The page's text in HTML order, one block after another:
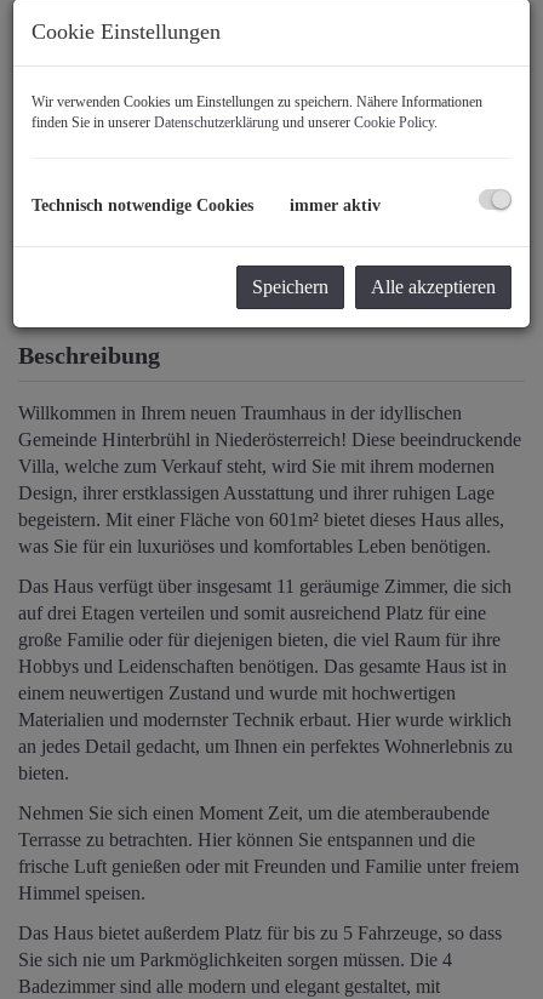
Beschreibung
Willkommen in Ihrem neuen Traumhaus in der idyllischen
Gemeinde Hinterbrühl in Niederösterreich! Diese beeindruckende
Villa, welche zum Verkauf steht, wird Sie mit ihrem modernen
Design, ihrer erstklassigen Ausstattung und ihrer ruhigen Lage
begeistern. Mit einer Fläche von 601m² bietet dieses Haus alles,
was Sie für ein luxuriöses und komfortables Leben benötigen.
Das Haus verfügt über insgesamt 11 geräumige Zimmer, die sich
auf drei Etagen verteilen und somit ausreichend Platz für eine
große Familie oder für diejenigen bieten, die viel Raum für ihre
Hobbys und Leidenschaften benötigen. Das gesamte Haus ist in
einem neuwertigen Zustand und wurde mit hochwertigen
Materialien und modernster Technik erbaut. Hier wurde wirklich
an jedes Detail gedacht, um Ihnen ein perfektes Wohnerlebnis zu
bieten.
Nehmen Sie sich einen Moment Zeit, um die atemberaubende
Terrasse zu betrachten. Hier können Sie entspannen und die
frische Luft genießen oder mit Freunden und Familie unter freiem
Himmel speisen.
Das Haus bietet außerdem Platz für bis zu 5 Fahrzeuge, so dass
Sie sich nie um Parkmöglichkeiten sorgen müssen. Die 4
Badezimmer sind alle modern und elegant gestaltet, mit
Cookie Einstellungen
Wir verwenden Cookies um Einstellungen zu speichern. Nähere Informationen
finden Sie in unserer Datenschutzerklärung und unserer Cookie Policy.
Technisch notwendige Cookies immer aktiv
Speichern Alle akzeptieren